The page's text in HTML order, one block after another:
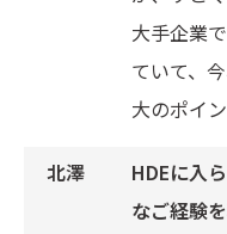
大手企業
ていて、
大のポイ
HDEに入
なご経験